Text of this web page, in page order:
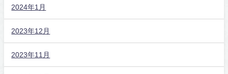
2024年1月
2023年12月
2023年11月